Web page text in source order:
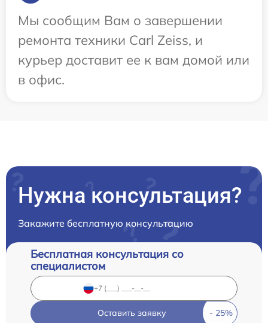
Мы сообщим Вам о завершении
ремонта техники Carl Zeiss, и
курьер доставит ее к вам домой или
в офис.
Нужна консультация?
Закажите бесплатную консультацию
Бесплатная консультация со
специалистом
Оставить заявку